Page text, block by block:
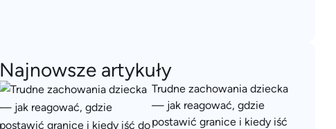
Najnowsze artykuły
Trudne zachowania dziecka
— jak reagować, gdzie
postawić granice i kiedy iść